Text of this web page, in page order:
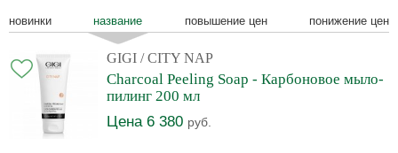
новинки название повышение цен понижение цен
GIGI / CITY NAP
Charcoal Peeling Soap - Карбоновое мыло-
пилинг 200 мл
Цена 6 380 руб.